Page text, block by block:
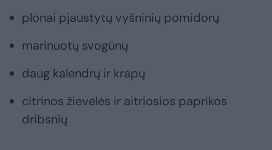
plonai pjaustytų vyšninių pomidorų
marinuotų svogūnų
daug kalendrų ir krapų
citrinos žievelės ir aitriosios paprikos
dribsnių